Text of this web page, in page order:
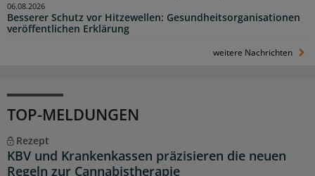
Besserer Schutz vor Hitzewellen: Gesundheitsorganisationen
veröffentlichen Erklärung
06.08.2026
weitere Nachrichten
TOP-MELDUNGEN
Rezept
KBV und Krankenkassen präzisieren die neuen
Regeln zur Cannabistherapie